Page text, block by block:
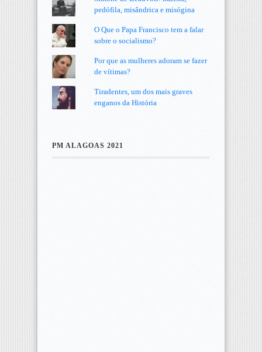
pedófila, misândrica e misógina
O Que o Papa Francisco tem a falar
sobre o socialismo?
Por que as mulheres adoram se fazer
de vítimas?
Tiradentes, um dos mais graves
enganos da História
PM ALAGOAS 2021